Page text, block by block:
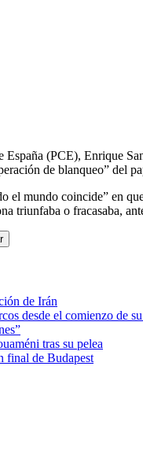
(PCE), Enrique
de blanqueo” del
el mundo coincide” en
triunfaba o fracasaba,
de Irán
desde el comienzo de
tras su pelea
final de Budapest